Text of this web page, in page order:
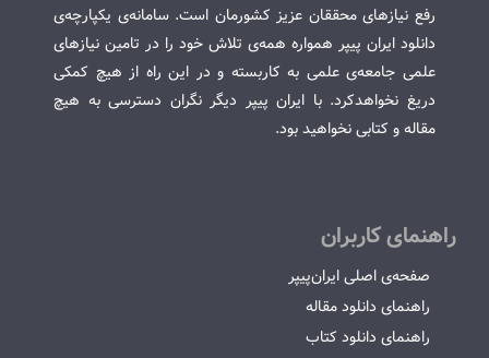
رفع نیازهای محققان عزیز کشورمان است. سامانه‌ی یکپارچه‌ی
دانلود ایران پیپر همواره همه‌ی تلاش خود را در تامین نیازهای
علمی جامعه‌ی علمی به کاربسته و در این راه از هیچ کمکی
دریغ نخواهدکرد. با ایران پیپر دیگر نگران دسترسی به هیچ
مقاله و کتابی نخواهید بود.
راهنمای کاربران
صفحه‌ی اصلی ایران‌پیپر
راهنمای دانلود مقاله
راهنمای دانلود کتاب